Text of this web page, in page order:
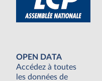
OPEN DATA
Accédez à toutes
les données de